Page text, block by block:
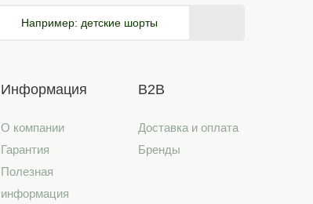
Например: детские шорты
Информация
О компании
Гарантия
Полезная
информация
B2B
Доставка и оплата
Бренды